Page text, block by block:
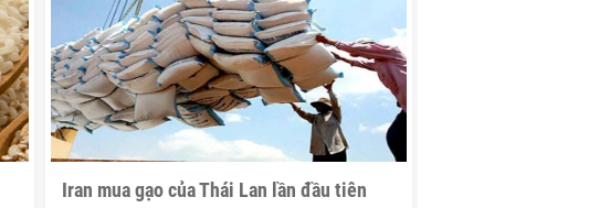
Iran mua gạo của Thái Lan lần đầu tiên